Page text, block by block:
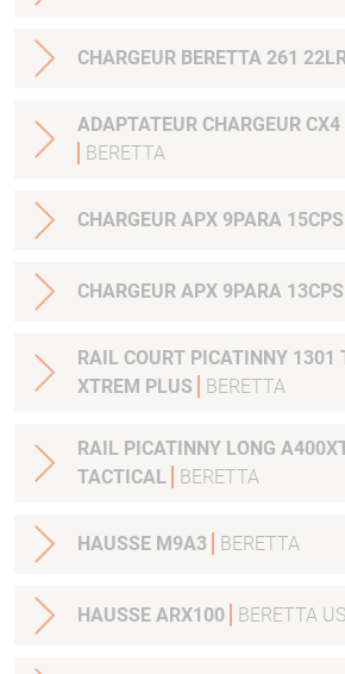
CHARGEUR BERETTA 261
ADAPTATEUR CHARGEUR
BERETTA
CHARGEUR APX 9PARA 15CPS
CHARGEUR APX 9PARA 13CPS
RAIL COURT PICATINNY
XTREM PLUS
BERETTA
RAIL PICATINNY LONG
TACTICAL
BERETTA
HAUSSE M9A3 BERETTA
HAUSSE ARX100 BERETTA